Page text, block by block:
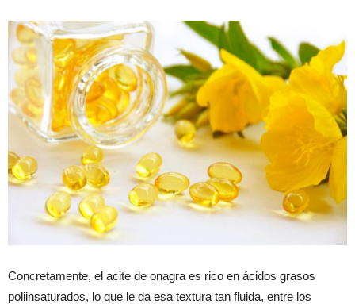
Concretamente, el acite de onagra es rico en ácidos grasos
poliinsaturados, lo que le da esa textura tan fluida, entre los